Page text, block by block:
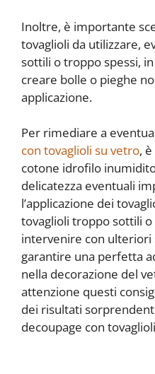
Inoltre, è importante
tovaglioli da utilizzare,
sottili o troppo spessi,
creare bolle o pieghe
applicazione.
Per rimediare a
con tovaglioli su vetro,
cotone idrofilo
delicatezza eventuali
l’applicazione dei
tovaglioli troppo sottili
intervenire con ulteriori
garantire una perfetta
nella decorazione del
attenzione questi
dei risultati
decoupage con